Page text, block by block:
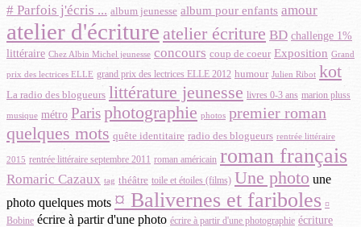
# Parfois j'écris ... album jeunesse album pour enfants amour
atelier d'écriture atelier écriture BD challenge 1%
littéraire Chez Albin Michel jeunesse concours coup de coeur Exposition Grand
prix des lectrices ELLE grand prix des lectrices ELLE 2012 humour Julien Ribot kot
La radio des blogueurs littérature jeunesse livres 0-3 ans marion pluss
musique métro Parisphotographie photos premier roman
quelques mots quête identitaire radio des blogueurs rentrée littéraire
2015 rentrée littéraire septembre 2011 roman américain roman français
Romaric Cazaux tag théâtre toile et étoiles (films) Une photo une
photo quelques mots ¤ Balivernes et fariboles ¤
Bobine écrire à partir d'une photo écrire à partir d'une photographie écriture